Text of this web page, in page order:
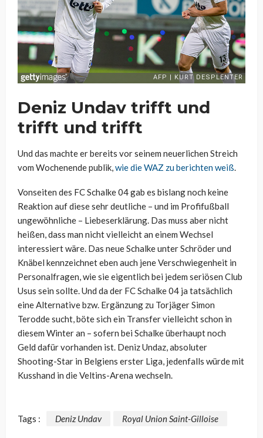
Deniz Undav trifft und
trifft und trifft
Und das machte er bereits vor seinem neuerlichen Streich
vom Wochenende publik,wie die WAZ zu berichten weiß.
Vonseiten des FC Schalke 04 gab es bislang noch keine
Reaktion auf diese sehr deutliche – und im Profifußball
ungewöhnliche – Liebeserklärung. Das muss aber nicht
heißen, dass man nicht vielleicht an einem Wechsel
interessiert wäre. Das neue Schalke unter Schröder und
Knäbel kennzeichnet eben auch jene Verschwiegenheit in
Personalfragen, wie sie eigentlich bei jedem seriösen Club
Usus sein sollte. Und da der FC Schalke 04 ja tatsächlich
eine Alternative bzw. Ergänzung zu Torjäger Simon
Terodde sucht, böte sich ein Transfer vielleicht schon in
diesem Winter an – sofern bei Schalke überhaupt noch
Geld dafür vorhanden ist. Deniz Undaz, absoluter
Shooting-Star in Belgiens erster Liga, jedenfalls würde mit
Kusshand in die Veltins-Arena wechseln.
Tags : Deniz Undav Royal Union Saint-Gilloise